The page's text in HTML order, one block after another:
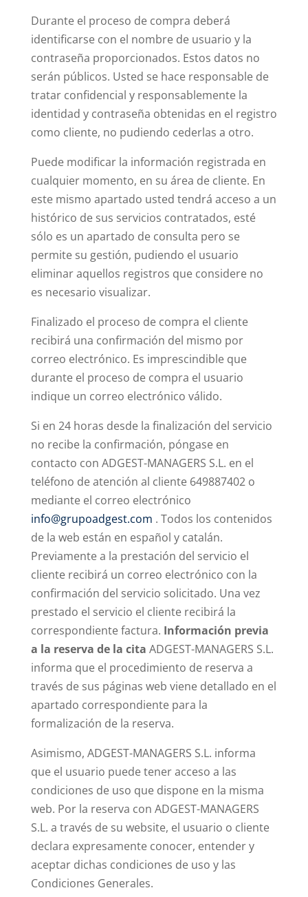
Durante el proceso de compra deberá
identificarse con el nombre de usuario y la
contraseña proporcionados. Estos datos no
serán públicos. Usted se hace responsable de
tratar confidencial y responsablemente la
identidad y contraseña obtenidas en el registro
como cliente, no pudiendo cederlas a otro.
Puede modificar la información registrada en
cualquier momento, en su área de cliente. En
este mismo apartado usted tendrá acceso a un
histórico de sus servicios contratados, esté
sólo es un apartado de consulta pero se
permite su gestión, pudiendo el usuario
eliminar aquellos registros que considere no
es necesario visualizar.
Finalizado el proceso de compra el cliente
recibirá una confirmación del mismo por
correo electrónico. Es imprescindible que
durante el proceso de compra el usuario
indique un correo electrónico válido.
Si en 24 horas desde la finalización del servicio
no recibe la confirmación, póngase en
contacto con ADGEST-MANAGERS S.L. en el
teléfono de atención al cliente 649887402 o
mediante el correo electrónico
info@grupoadgest.com . Todos los contenidos
de la web están en español y catalán.
Previamente a la prestación del servicio el
cliente recibirá un correo electrónico con la
confirmación del servicio solicitado. Una vez
prestado el servicio el cliente recibirá la
correspondiente factura. Información previa
a la reserva de la cita ADGEST-MANAGERS S.L.
informa que el procedimiento de reserva a
través de sus páginas web viene detallado en el
apartado correspondiente para la
formalización de la reserva.
Asimismo, ADGEST-MANAGERS S.L. informa
que el usuario puede tener acceso a las
condiciones de uso que dispone en la misma
web. Por la reserva con ADGEST-MANAGERS
S.L. a través de su website, el usuario o cliente
declara expresamente conocer, entender y
aceptar dichas condiciones de uso y las
Condiciones Generales.